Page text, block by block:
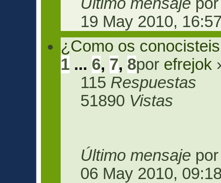
19 May 2010,
¿Como os
1 ... 6, 7, 8por efrejok
115 Respuestas
51890 Vistas
Último mensaje
06 May 2010,